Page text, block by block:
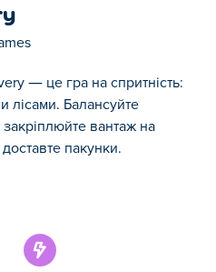
— це гра на спритність:
лісами. Балансуйте
вантаж на
пакунки.